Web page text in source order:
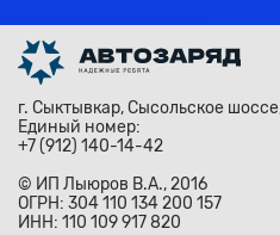
г. Сыктывкар, Сысольское
Единый номер:
+7 (912) 140-14-42
© ИП Лыюров В.А., 2016
ОГРН: 304 110 134 200 157
ИНН: 110 109 917 820